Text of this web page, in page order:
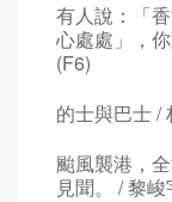
有人說：「
心處處」，
(F6)
的士與巴士 /
颱風襲港，
見聞。 / 黎